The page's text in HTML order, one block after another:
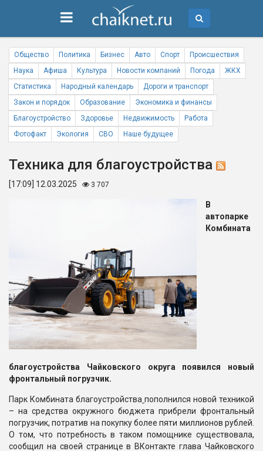
Общество Политика Бизнес Авто Спорт
Происшествия
Наука
Афиша Культура Новости компаний Погода
ЖКХ
Статистика
Народный календарь
Дороги и транспорт
Закон и порядок
Образование
Экономика и финансы
Благоустройство
Здоровье Недвижимость
Работа
Фотофакт
Экология СВО Наше будущее
Техника для благоустройства
[17:09] 12.03.2025 3 707
В
автопарке
Комбината
благоустройства Чайковского округа появился новый
фронтальный погрузчик.
Парк Комбината благоустройства пополнился новой техникой
– на средства окружного бюджета прибрели фронтальный
погрузчик, потратив на покупку более пяти миллионов рублей.
О том, что потребность в таком помощнике существовала,
сообщил на своей странице в ВКонтакте глава Чайковского